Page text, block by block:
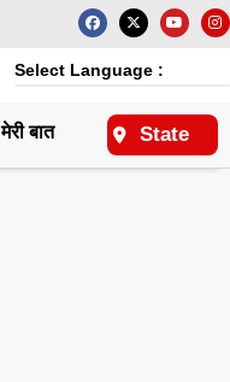
Select Language :
मेरी बात राष्ट्रीय
State